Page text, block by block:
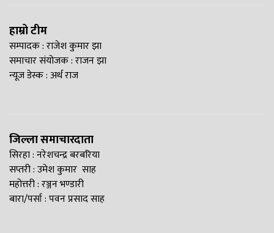
हाम्रो टीम
सम्पादक : राजेश कुमार झा
समाचार संयोजक : राजन झा
न्यूज डेस्क : अर्थ राज
जिल्ला समाचारदाता
सिरहा : नरेशचन्द्र बरबरिया
सप्तरी : उमेश कुमार साह
महोत्तरी : रञ्जन भण्डारी
बारा/पर्सा : पवन प्रसाद साह